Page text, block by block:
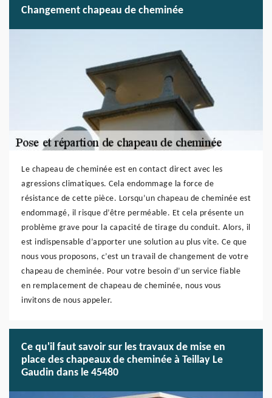
Changement chapeau de cheminée
Le chapeau de cheminée est en contact direct avec les
agressions climatiques. Cela endommage la force de
résistance de cette pièce. Lorsqu’un chapeau de cheminée est
endommagé, il risque d’être perméable. Et cela présente un
problème grave pour la capacité de tirage du conduit. Alors, il
est indispensable d’apporter une solution au plus vite. Ce que
nous vous proposons, c’est un travail de changement de votre
chapeau de cheminée. Pour votre besoin d’un service fiable
en remplacement de chapeau de cheminée, nous vous
invitons de nous appeler.
Ce qu'il faut savoir sur les travaux de mise en
place des chapeaux de cheminée à Teillay Le
Gaudin dans le 45480